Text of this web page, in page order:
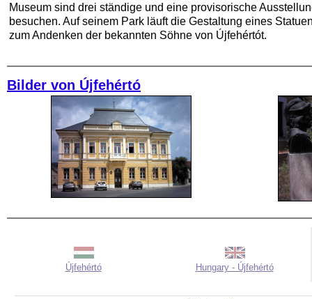
Museum sind drei ständige und eine provisorische
besuchen. Auf seinem Park läuft die Gestaltung eines
zum Andenken der bekannten Söhne von Újfehértót.
Bilder von Újfehértó
Újfehértó Hungary - Újfehértó